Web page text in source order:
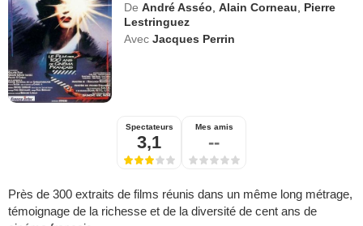
De André Asséo,Alain Corneau, Pierre
Lestringuez
Avec Jacques Perrin
Spectateurs
3,1
Mes amis
--
Près de 300 extraits de films réunis dans un même long métrage,
témoignage de la richesse et de la diversité de cent ans de